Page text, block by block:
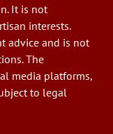
It is not
interests.
advice and is not
The
media platforms,
to legal